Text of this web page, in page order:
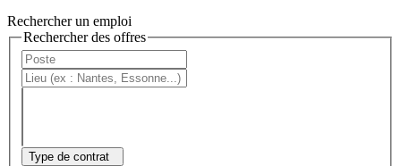
Rechercher un emploi
Rechercher des offres
Type de contrat